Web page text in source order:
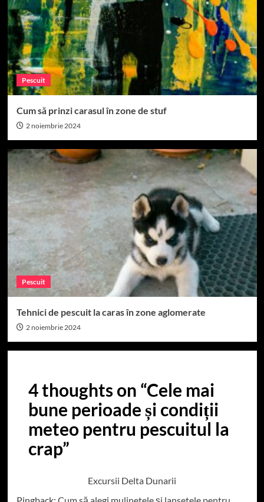
Pescuit
Cum să prinzi carasul în zone de stuf
2 noiembrie 2024
Pescuit
Tehnici de pescuit la caras în zone aglomerate
2 noiembrie 2024
4 thoughts on “Cele mai
bune perioade și condiții
meteo pentru pescuitul la
crap”
Excursii Delta Dunarii